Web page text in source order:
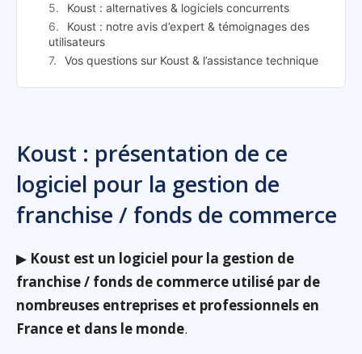
Koust : alternatives & logiciels concurrents
Koust : notre avis d’expert & témoignages des
utilisateurs
Vos questions sur Koust & l’assistance technique
Koust : présentation de ce
logiciel pour la gestion de
franchise / fonds de commerce
▶ Koust est un logiciel pour la gestion de
franchise / fonds de commerce utilisé par de
nombreuses entreprises et professionnels en
France et dans le monde.